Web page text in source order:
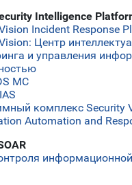
Intelligence
Incident Response
Центр
и управления
MC
комплекс Security
Automation and